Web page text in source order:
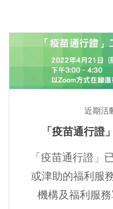
近期活
「疫苗通行證
「疫苗通行證」
或津助的福利服
機構及福利服